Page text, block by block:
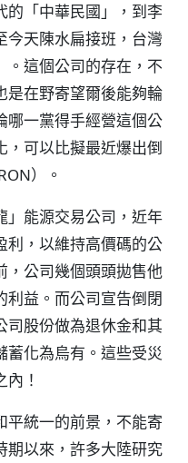
的「中華民國」，到李
今天陳水扁接班，台灣
。這個公司的存在，不
是在野寄望爾後能夠輪
哪一黨得手經營這個公
，可以比擬最近爆出倒
）。
」能源交易公司，近年
利，以維持高價碼的公
，公司幾個頭頭拋售他
利益。而公司宣告倒閉
司股份做為退休金和其
蓄化為烏有。這些受災
！
平統一的前景，不能寄
期以來，許多大陸研究